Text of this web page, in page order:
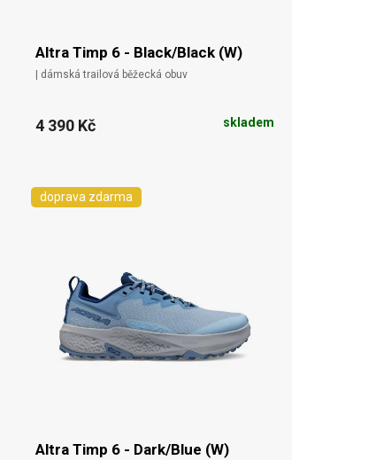
Altra Timp 6 - Black/Black (W)
| dámská trailová běžecká obuv
4 390 Kč skladem
doprava zdarma
Altra Timp 6 - Dark/Blue (W)